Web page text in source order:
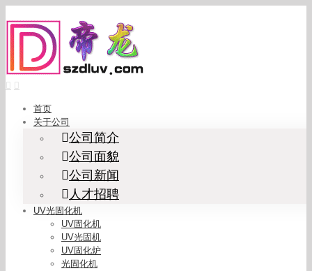
to
content
首页
关于公司
公司简介
公司面貌
公司新闻
人才招聘
UV光固化机
UV固化机
UV光固机
UV固化炉
光固化机